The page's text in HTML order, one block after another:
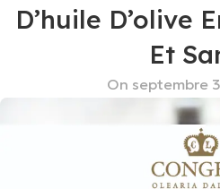
D’huile D’olive
Et
On septembre